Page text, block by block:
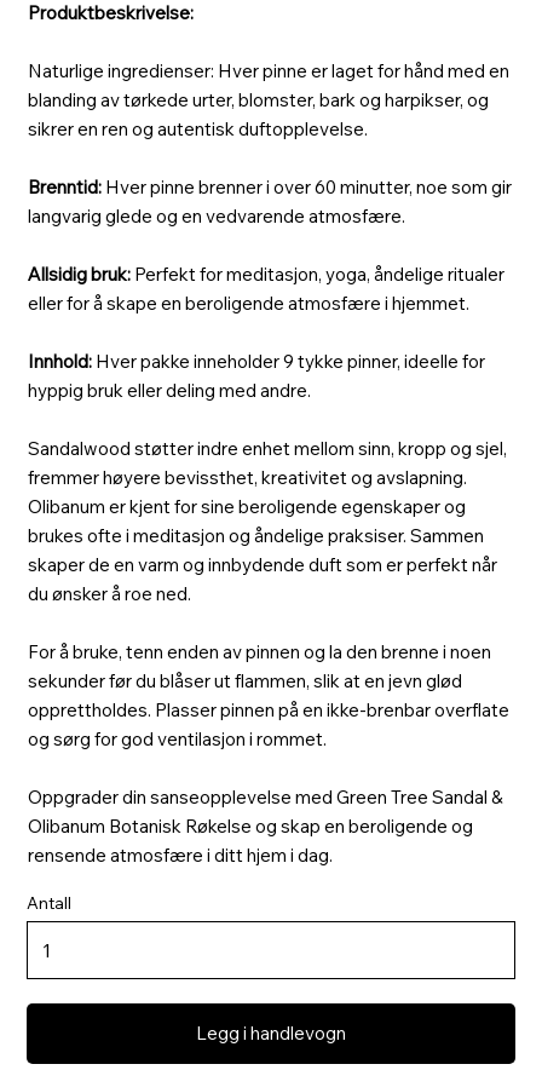
Produktbeskrivelse:
Naturlige ingredienser: Hver pinne er laget for hånd med en
blanding av tørkede urter, blomster, bark og harpikser, og
sikrer en ren og autentisk duftopplevelse.
Brenntid:Hver pinne brenner i over 60 minutter, noe som gir
langvarig glede og en vedvarende atmosfære.
Allsidig bruk:Perfekt for meditasjon, yoga, åndelige ritualer
eller for å skape en beroligende atmosfære i hjemmet.
Innhold:Hver pakke inneholder 9 tykke pinner, ideelle for
hyppig bruk eller deling med andre.
Sandalwood støtter indre enhet mellom sinn, kropp og sjel,
fremmer høyere bevissthet, kreativitet og avslapning.
Olibanum er kjent for sine beroligende egenskaper og
brukes ofte i meditasjon og åndelige praksiser. Sammen
skaper de en varm og innbydende duft som er perfekt når
du ønsker å roe ned.
For å bruke, tenn enden av pinnen og la den brenne i noen
sekunder før du blåser ut flammen, slik at en jevn glød
opprettholdes. Plasser pinnen på en ikke-brenbar overflate
og sørg for god ventilasjon i rommet.
Oppgrader din sanseopplevelse med Green Tree Sandal &
Olibanum Botanisk Røkelse og skap en beroligende og
rensende atmosfære i ditt hjem i dag.
Antall
Legg i handlevogn